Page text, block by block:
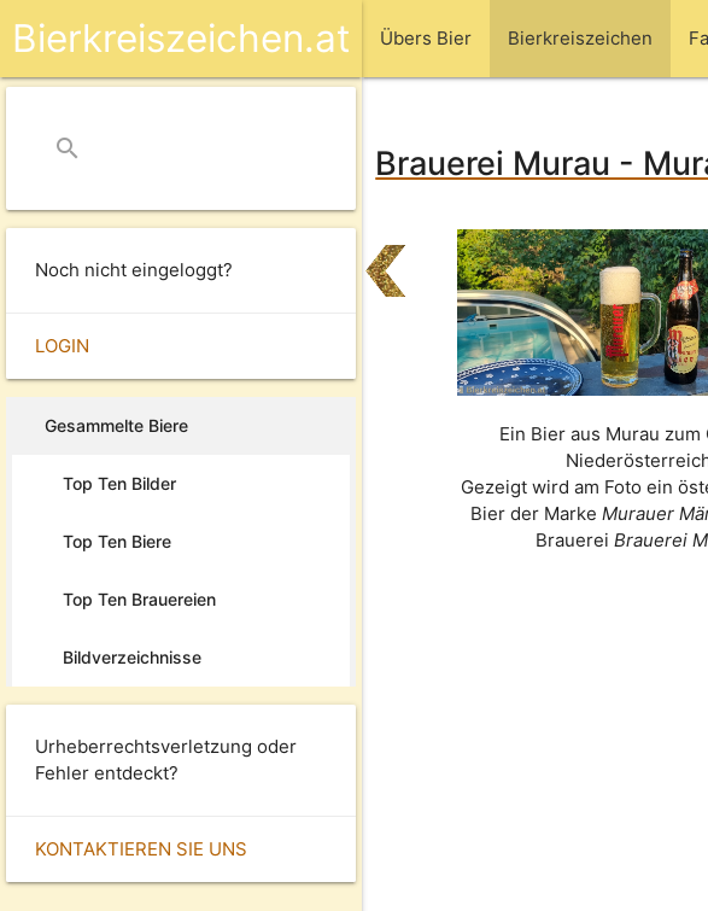
Übers Bier Bierkreiszeichen
Bierkreiszeichen.at
search
Noch nicht eingeloggt?
LOGIN
Gesammelte Biere
Top Ten Bilder
Top Ten Biere
Top Ten Brauereien
Bildverzeichnisse
Urheberrechtsverletzung oder
Fehler entdeckt?
KONTAKTIEREN SIE UNS
Brauerei Murau -
Ein Bier aus Murau zum
Gezeigt wird am Foto ein
Bier der MarkeMurauer
BrauereiBrauerei